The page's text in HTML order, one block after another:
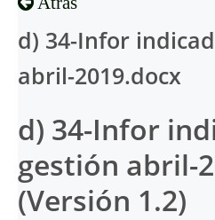
d) 34-Infor
abril-2019.docx
d) 34-Infor
gestión abril-
(Versión 1.2)